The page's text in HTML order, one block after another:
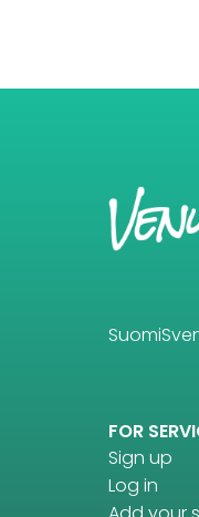
Suomi
FOR
Sign up
Log in